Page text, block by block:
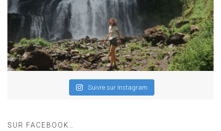
Suivre sur Instagram
SUR FACEBOOK…